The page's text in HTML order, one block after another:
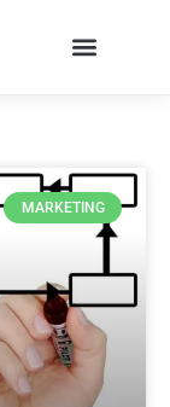
MARKETING